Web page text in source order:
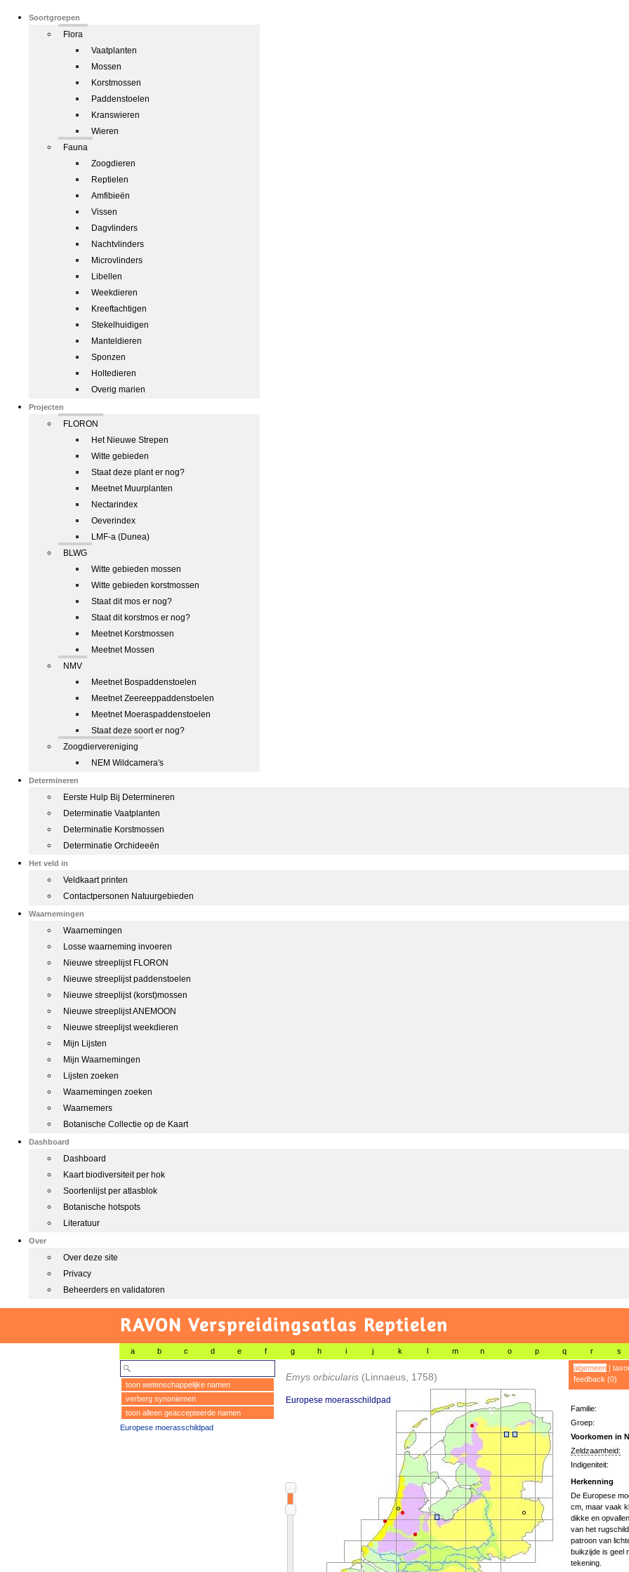
Soortgroepen
Flora
Vaatplanten
Mossen
Korstmossen
Paddenstoelen
Kranswieren
Wieren
Fauna
Zoogdieren
Reptielen
Amfibieën
Vissen
Dagvlinders
Nachtvlinders
Microvlinders
Libellen
Weekdieren
Kreeftachtigen
Stekelhuidigen
Manteldieren
Sponzen
Holtedieren
Overig marien
Projecten
FLORON
Het Nieuwe Strepen
Witte gebieden
Staat deze plant er nog?
Meetnet Muurplanten
Nectarindex
Oeverindex
LMF-a (Dunea)
BLWG
Witte gebieden mossen
Witte gebieden korstmossen
Staat dit mos er nog?
Staat dit korstmos er nog?
Meetnet Korstmossen
Meetnet Mossen
NMV
Meetnet Bospaddenstoelen
Meetnet Zeereeppaddenstoelen
Meetnet Moeraspaddenstoelen
Staat deze soort er nog?
Zoogdiervereniging
NEM Wildcamera's
Determineren
Eerste Hulp Bij Determineren
Determinatie Vaatplanten
Determinatie Korstmossen
Determinatie Orchideeën
Het veld in
Veldkaart printen
Contactpersonen Natuurgebieden
Waarnemingen
Waarnemingen
Losse waarneming invoeren
Nieuwe streeplijst FLORON
Nieuwe streeplijst paddenstoelen
Nieuwe streeplijst (korst)mossen
Nieuwe streeplijst ANEMOON
Nieuwe streeplijst weekdieren
Mijn Lijsten
Mijn Waarnemingen
Lijsten zoeken
Waarnemingen zoeken
Waarnemers
Botanische Collectie op de Kaart
Dashboard
Dashboard
Kaart biodiversiteit per hok
Soortenlijst per atlasblok
Botanische hotspots
Literatuur
Over
Over deze site
Privacy
Beheerders en validatoren
RAVON Verspreidingsatlas Reptielen
a b c d e f g h i j k l m n o p q r s
toon wetenschappelijke namen
verberg synoniemen
toon alleen geaccepteerde namen
Europese moerasschildpad
Emys orbicularis (Linnaeus, 1758)
Europese moerasschildpad
algemeen|
feedback (0)
Familie:
Groep:
Voorkomen in
Zeldzaamheid:
Indigeniteit:
Herkenning
De Europese
cm, maar vaak
dikke en
van het
patroon van
buikzijde is geel
tekening.